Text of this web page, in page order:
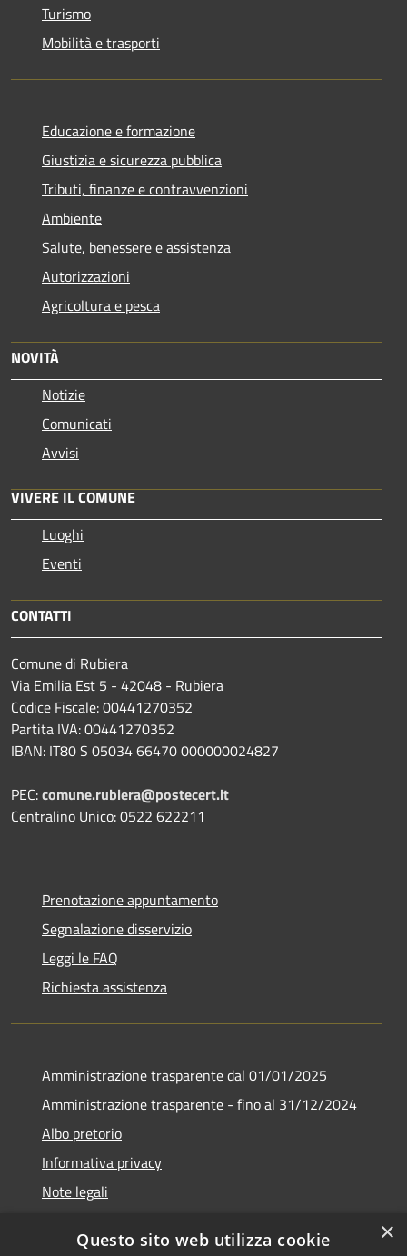
Turismo
Mobilità e trasporti
Educazione e formazione
Giustizia e sicurezza pubblica
Tributi, finanze e contravvenzioni
Ambiente
Salute, benessere e assistenza
Autorizzazioni
Agricoltura e pesca
NOVITÀ
Notizie
Comunicati
Avvisi
VIVERE IL COMUNE
Luoghi
Eventi
CONTATTI
Comune di Rubiera
Via Emilia Est 5 - 42048 - Rubiera
Codice Fiscale: 00441270352
Partita IVA: 00441270352
IBAN: IT80 S 05034 66470 000000024827
PEC:comune.rubiera@postecert.it
Centralino Unico: 0522 622211
Prenotazione appuntamento
Segnalazione disservizio
Leggi le FAQ
Richiesta assistenza
Amministrazione trasparente dal 01/01/2025
Amministrazione trasparente - fino al 31/12/2024
Albo pretorio
Informativa privacy
Note legali
Piano di miglioramento del sito
×
Questo sito web utilizza cookie